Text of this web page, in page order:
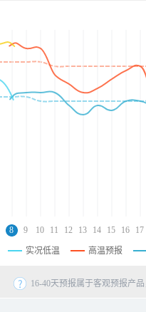
8 9 10 11 12 13 14 15 16 17
实况低温 高温预报
16-40天预报属于客观预报产